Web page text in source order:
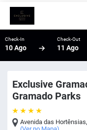
Check-In
10 Ago
Check-Out
11 Ago
Exclusive
Gramado Parks
Avenida das